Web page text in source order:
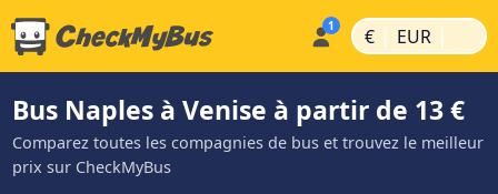
€ | EUR |
Bus Naples à Venise à partir de 13 €
Comparez toutes les compagnies de bus et trouvez le meilleur
prix sur CheckMyBus